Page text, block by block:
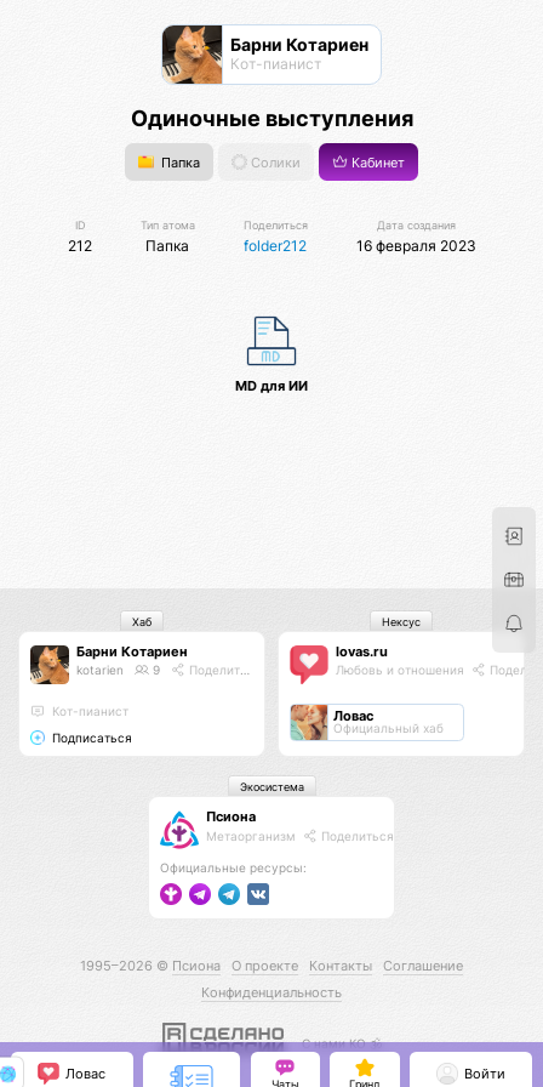
Барни Котариен
Кот-пианист
Одиночные выступления
Папка Солики Кабинет
ID
212
Тип атома
Папка
Поделиться
folder212
Дата создания
16 февраля 2023
MD для ИИ
Барни Котариен
kotarien 9 Поделиться
Кот-пианист
Подписаться
Хаб
lovas.ru
Любовь и отношения
Ловас
Официальный хаб
Нексус
Псиона
Метаорганизм Поделиться
Официальные ресурсы:
Экосистема
1995–2026 © Псиона О проекте Контакты
Соглашение
Конфиденциальность
С нами КО 🕉️
Ловас
Чаты Гринд
Войти